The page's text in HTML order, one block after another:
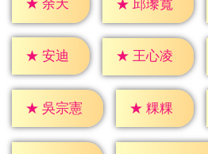
★ 余天 ★ 邱瓈寬
★ 安迪 ★ 王心凌
★ 吳宗憲 ★ 粿粿